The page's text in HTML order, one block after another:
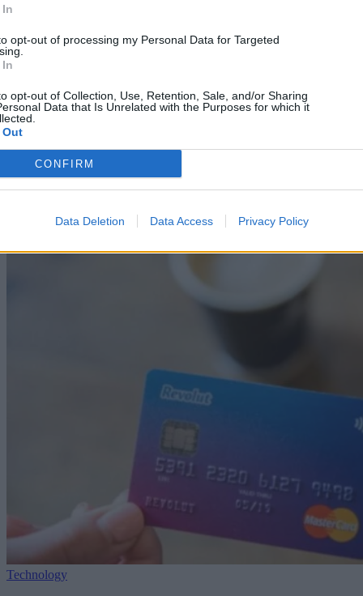
opt-out of processing my Personal Data for Targeted
opt-out of Collection, Use, Retention, Sale, and/or Sharing
Data that Is Unrelated with the Purposes for which it
CONFIRM
Data Deletion Data Access Privacy Policy
Science
NASA: Σε διαστρική ρύθμιση Μεγάλης Έκρηξης
για να σώσει το Voyager 2
09/08/2026
Technology